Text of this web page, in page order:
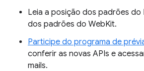
Leia a posição dos padrões do
dos padrões do WebKit.
Participe do programa de
conferir as novas APIs e
mails.